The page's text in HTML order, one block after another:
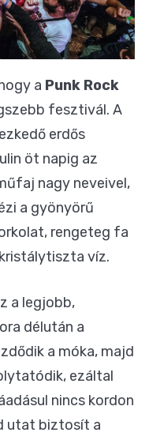
a Punk Rock
fesztivál. A
erdős
öt napig az
nagy neveivel,
a gyönyörű
rengeteg fa
víz.
a legjobb,
délután a
a móka, majd
ezáltal
nincs kordon
utat biztosít a